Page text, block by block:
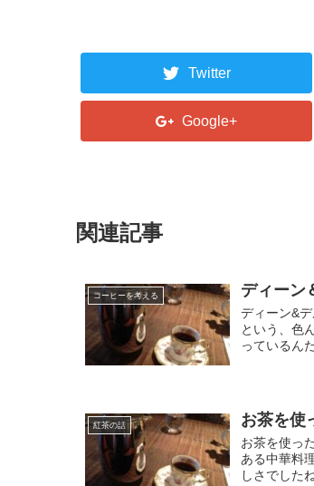
Twitter
Google+
関連記事
コーヒーを考える ディーン
ディーン&
という、色
っているん
紅茶の話 お茶を使
お茶を使っ
ある中華料
しさでした